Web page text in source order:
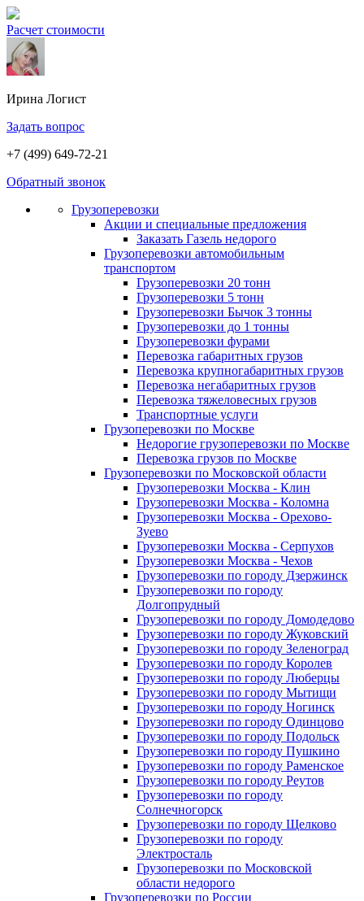
Расчет стоимости
Ирина Логист
Задать вопрос
+7 (499) 649-72-21
Обратный звонок
Грузоперевозки
Акции и специальные предложения
Заказать Газель недорого
Грузоперевозки автомобильным
транспортом
Грузоперевозки 20 тонн
Грузоперевозки 5 тонн
Грузоперевозки Бычок 3 тонны
Грузоперевозки до 1 тонны
Грузоперевозки фурами
Перевозка габаритных грузов
Перевозка крупногабаритных грузов
Перевозка негабаритных грузов
Перевозка тяжеловесных грузов
Транспортные услуги
Грузоперевозки по Москве
Недорогие грузоперевозки по Москве
Перевозка грузов по Москве
Грузоперевозки по Московской области
Грузоперевозки Москва - Клин
Грузоперевозки Москва - Коломна
Грузоперевозки Москва - Орехово-
Зуево
Грузоперевозки Москва - Серпухов
Грузоперевозки Москва - Чехов
Грузоперевозки по городу Дзержинск
Грузоперевозки по городу
Долгопрудный
Грузоперевозки по городу Домодедово
Грузоперевозки по городу Жуковский
Грузоперевозки по городу Зеленоград
Грузоперевозки по городу Королев
Грузоперевозки по городу Люберцы
Грузоперевозки по городу Мытищи
Грузоперевозки по городу Ногинск
Грузоперевозки по городу Одинцово
Грузоперевозки по городу Подольск
Грузоперевозки по городу Пушкино
Грузоперевозки по городу Раменское
Грузоперевозки по городу Реутов
Грузоперевозки по городу
Солнечногорск
Грузоперевозки по городу Щелково
Грузоперевозки по городу
Электросталь
Грузоперевозки по Московской
области недорого
Грузоперевозки по России